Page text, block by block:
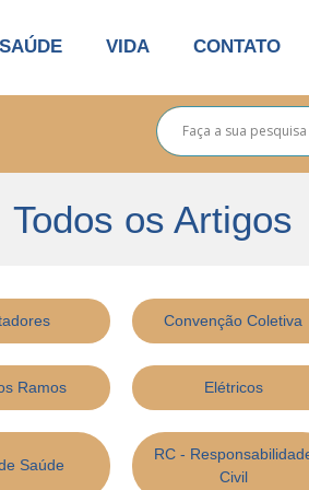
VIDA CONTATO
Todos os Artigos
Convenção Coletiva
Ramos Elétricos
Saúde
RC -
Civil